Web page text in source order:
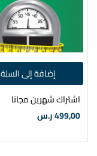
إضافة إلى السلة
اشتراك شهرين مجانا
499,00ر.س